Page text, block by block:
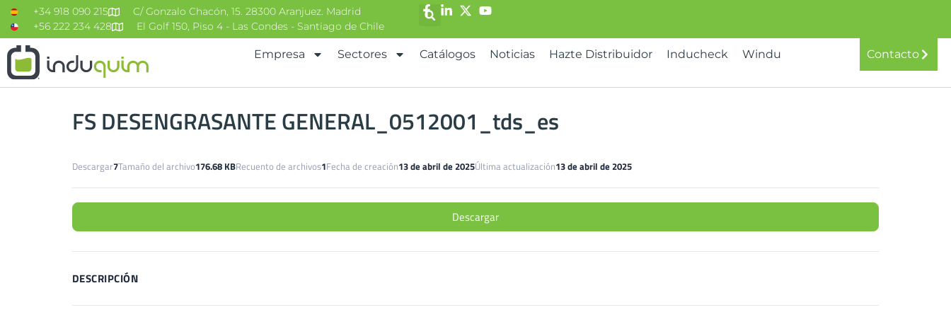
contenido+34 918 090 215
C/ Gonzalo Chacón, 15. 28300 Aranjuez. Madrid
+56 222 234 428
El Golf 150, Piso 4 - Las Condes - Santiago de Chile
Empresa Sectores Catálogos Noticias Hazte Distribuidor Inducheck Windu Contacto
FS DESENGRASANTE GENERAL_0512001_tds_es
Descargar7Tamaño del archivo176.68 KBRecuento de archivos1Fecha de creación13 de abril de 2025Última actualización13 de abril de 2025
Descargar
DESCRIPCIÓN